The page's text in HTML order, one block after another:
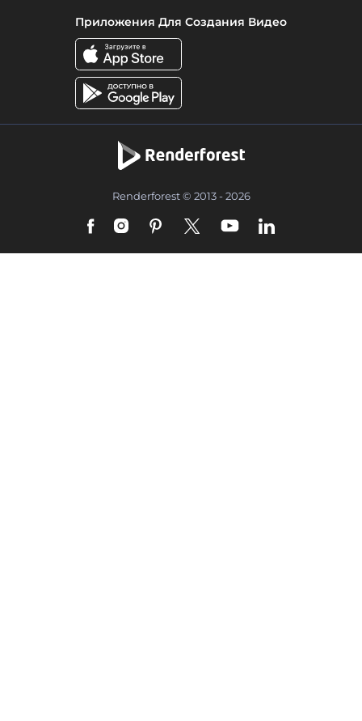
Приложения Для Создания Видео
Renderforest © 2013 - 2026